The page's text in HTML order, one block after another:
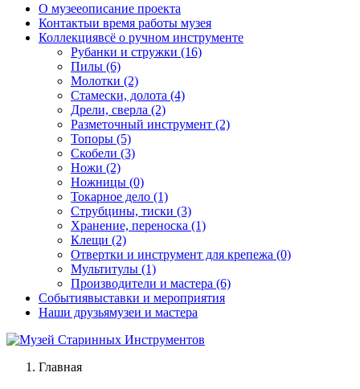
О музееописание проекта
Контактыи время работы музея
Коллекциявсё о ручном инструменте
Рубанки и стружки (16)
Пилы (6)
Молотки (2)
Стамески, долота (4)
Дрели, сверла (2)
Разметочный инструмент (2)
Топоры (5)
Скобели (3)
Ножи (2)
Ножницы (0)
Токарное дело (1)
Струбцины, тиски (3)
Хранение, переноска (1)
Клещи (2)
Отвертки и инструмент для крепежа (0)
Мультитулы (1)
Производители и мастера (6)
Событиявыставки и мероприятия
Наши друзьямузеи и мастера
Главная